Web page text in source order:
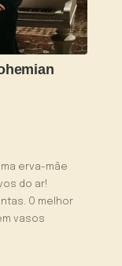
erva-mãe
do ar!
O melhor
vasos